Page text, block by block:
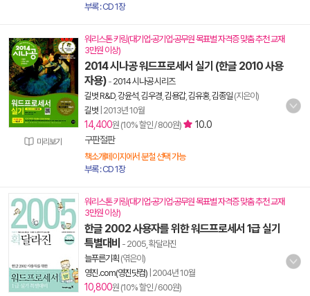
부록 : CD 1장
미리보기
워리스톤 키링(대기업·공기업·공무원 목표별 자격증 맞춤 추천 교재
3만원 이상)
2014 시나공 워드프로세서 실기 (한글 2010 사용
자용) - 2014 시나공 시리즈
길벗 R&D, 강윤석 김우경 김용갑, 김유홍, 김종일 (지은이)
길벗 2013년 10월
14,400원 (10% 할인 / 800원)
10.0
구판절판
책소개페이지에서 분철 선택 가능
부록 : CD 1장
워리스톤 키링(대기업·공기업·공무원 목표별 자격증 맞춤 추천 교재
3만원 이상)
한글 2002 사용자를 위한 워드프로세서 1급 실기
특별대비 - 2005, 확달라진
늘푸른기획 (엮은이)
영진.com(영진닷컴) 2004년 10월
10,800원 (10% 할인 / 600원)